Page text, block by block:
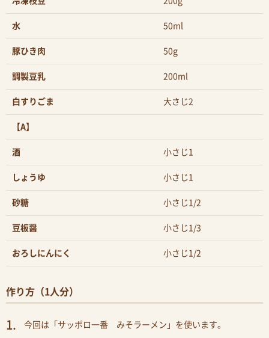
水 50ml
豚ひき肉 50g
調製豆乳 200ml
白すりごま 大さじ2
【A】
酒 小さじ1
しょうゆ 小さじ1
砂糖 小さじ1/2
豆板醤 小さじ1/3
おろしにんにく 小さじ1/2
作り方（1人分）
今回は「サッポロ一番 みそラーメン」を使います。